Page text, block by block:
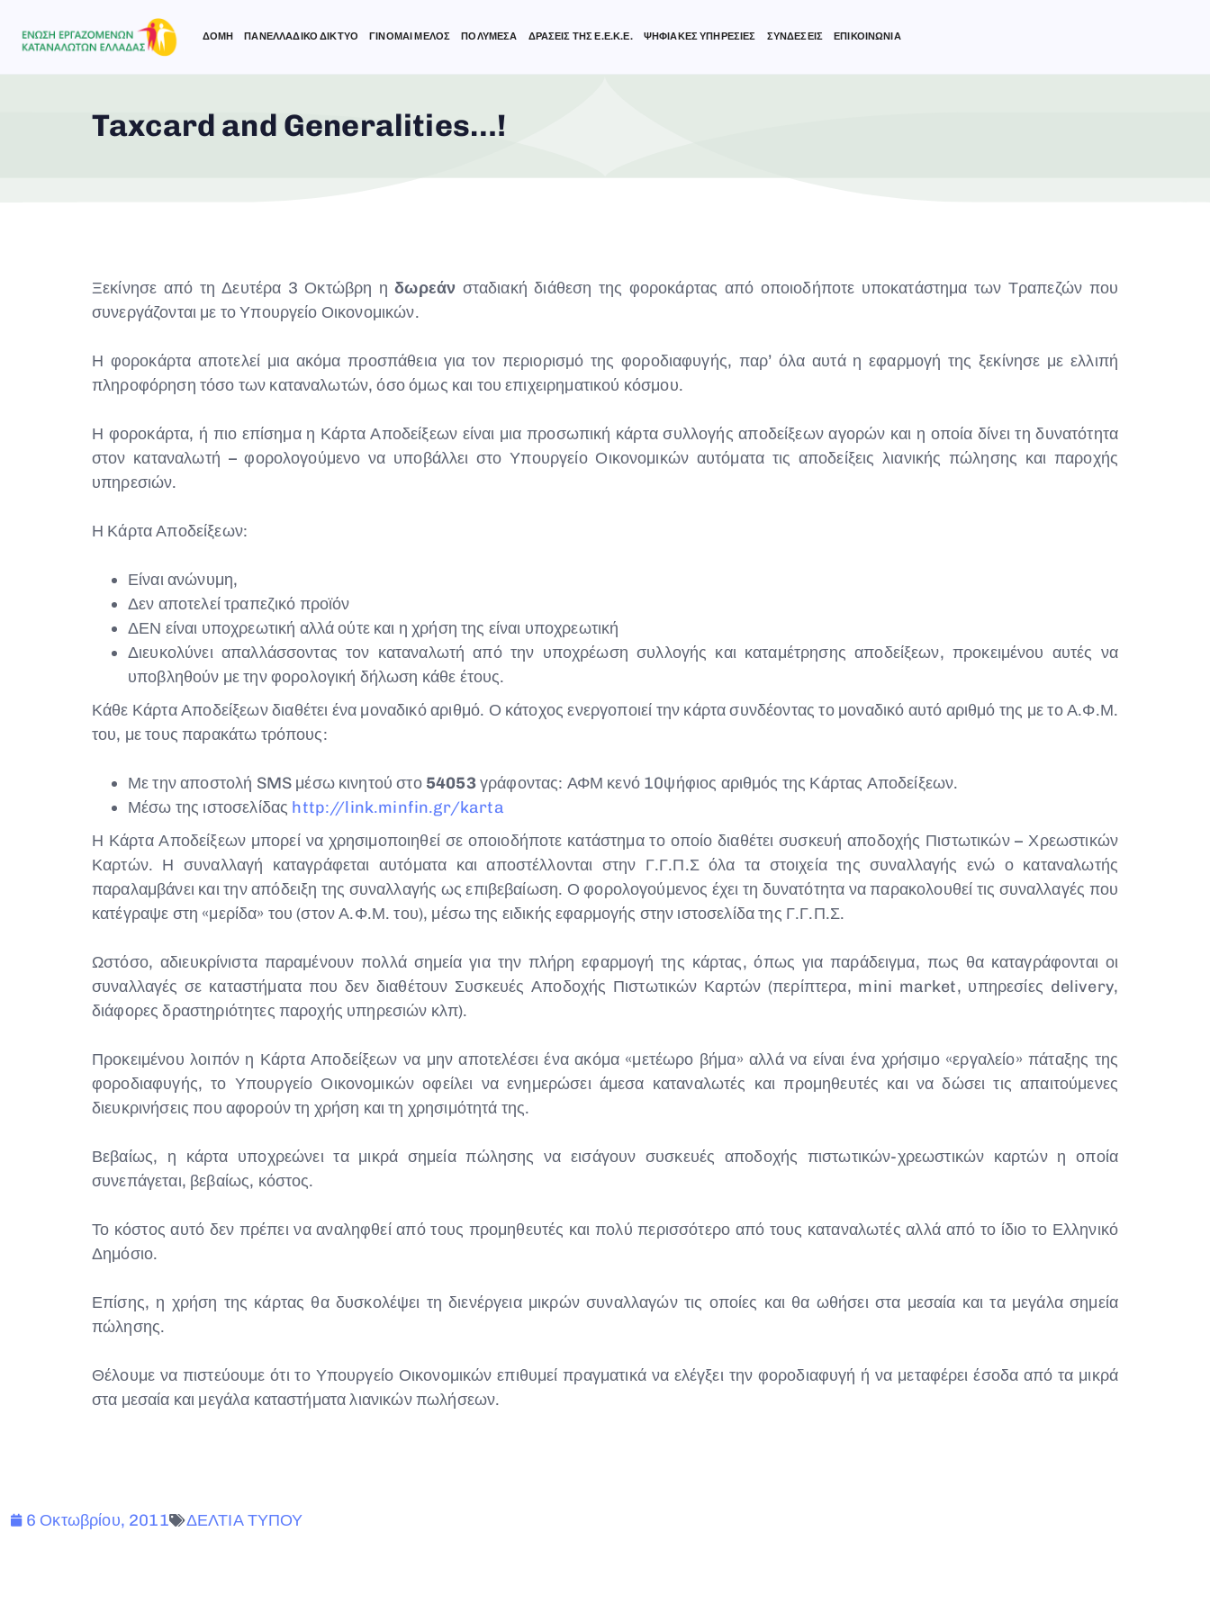
ΔΟΜΗ ΠΑΝΕΛΛΑΔΙΚΟ ΔΙΚΤΥΟ ΓΙΝΟΜΑΙ ΜΕΛΟΣ ΠΟΛΥΜΕΣΑ ΔΡΑΣΕΙΣ ΤΗΣ Ε.Ε.Κ.Ε. ΨΗΦΙΑΚΕΣ ΥΠΗΡΕΣΙΕΣ ΣΥΝΔΕΣΕΙΣ ΕΠΙΚΟΙΝΩΝΙΑ
Taxcard and Generalities…!
Ξεκίνησε από τη Δευτέρα 3 Οκτώβρη ηδωρεάν σταδιακή διάθεση της φοροκάρτας από οποιοδήποτε υποκατάστημα των Τραπεζών που
συνεργάζονται με το Υπουργείο Οικονομικών.
Η φοροκάρτα αποτελεί μια ακόμα προσπάθεια για τον περιορισμό της φοροδιαφυγής, παρ’ όλα αυτά η εφαρμογή της ξεκίνησε με ελλιπή
πληροφόρηση τόσο των καταναλωτών, όσο όμως και του επιχειρηματικού κόσμου.
Η φοροκάρτα, ή πιο επίσημα η Κάρτα Αποδείξεων είναι μια προσωπική κάρτα συλλογής αποδείξεων αγορών και η οποία δίνει τη δυνατότητα
στον καταναλωτή – φορολογούμενο να υποβάλλει στο Υπουργείο Οικονομικών αυτόματα τις αποδείξεις λιανικής πώλησης και παροχής
υπηρεσιών.
Η Κάρτα Αποδείξεων:
Είναι ανώνυμη,
Δεν αποτελεί τραπεζικό προϊόν
ΔΕΝ είναι υποχρεωτική αλλά ούτε και η χρήση της είναι υποχρεωτική
Διευκολύνει απαλλάσσοντας τον καταναλωτή από την υποχρέωση συλλογής και καταμέτρησης αποδείξεων, προκειμένου αυτές να
υποβληθούν με την φορολογική δήλωση κάθε έτους.
Κάθε Κάρτα Αποδείξεων διαθέτει ένα μοναδικό αριθμό. Ο κάτοχος ενεργοποιεί την κάρτα συνδέοντας το μοναδικό αυτό αριθμό της με το Α.Φ.Μ.
του, με τους παρακάτω τρόπους:
Με την αποστολή SMS μέσω κινητού στο 54053γράφοντας: ΑΦΜ κενό 10ψήφιος αριθμός της Κάρτας Αποδείξεων.
Μέσω της ιστοσελίδας http://link.minfin.gr/karta
Η Κάρτα Αποδείξεων μπορεί να χρησιμοποιηθεί σε οποιοδήποτε κατάστημα το οποίο διαθέτει συσκευή αποδοχής Πιστωτικών – Χρεωστικών
Καρτών. Η συναλλαγή καταγράφεται αυτόματα και αποστέλλονται στην Γ.Γ.Π.Σ όλα τα στοιχεία της συναλλαγής ενώ ο καταναλωτής
παραλαμβάνει και την απόδειξη της συναλλαγής ως επιβεβαίωση. Ο φορολογούμενος έχει τη δυνατότητα να παρακολουθεί τις συναλλαγές που
κατέγραψε στη «μερίδα» του (στον Α.Φ.Μ. του), μέσω της ειδικής εφαρμογής στην ιστοσελίδα της Γ.Γ.Π.Σ.
Ωστόσο, αδιευκρίνιστα παραμένουν πολλά σημεία για την πλήρη εφαρμογή της κάρτας, όπως για παράδειγμα, πως θα καταγράφονται οι
συναλλαγές σε καταστήματα που δεν διαθέτουν Συσκευές Αποδοχής Πιστωτικών Καρτών (περίπτερα, mini market, υπηρεσίες delivery,
διάφορες δραστηριότητες παροχής υπηρεσιών κλπ).
Προκειμένου λοιπόν η Κάρτα Αποδείξεων να μην αποτελέσει ένα ακόμα «μετέωρο βήμα» αλλά να είναι ένα χρήσιμο «εργαλείο» πάταξης της
φοροδιαφυγής, το Υπουργείο Οικονομικών οφείλει να ενημερώσει άμεσα καταναλωτές και προμηθευτές και να δώσει τις απαιτούμενες
διευκρινήσεις που αφορούν τη χρήση και τη χρησιμότητά της.
Βεβαίως, η κάρτα υποχρεώνει τα μικρά σημεία πώλησης να εισάγουν συσκευές αποδοχής πιστωτικών-χρεωστικών καρτών η οποία
συνεπάγεται, βεβαίως, κόστος.
Το κόστος αυτό δεν πρέπει να αναληφθεί από τους προμηθευτές και πολύ περισσότερο από τους καταναλωτές αλλά από το ίδιο το Ελληνικό
Δημόσιο.
Επίσης, η χρήση της κάρτας θα δυσκολέψει τη διενέργεια μικρών συναλλαγών τις οποίες και θα ωθήσει στα μεσαία και τα μεγάλα σημεία
πώλησης.
Θέλουμε να πιστεύουμε ότι το Υπουργείο Οικονομικών επιθυμεί πραγματικά να ελέγξει την φοροδιαφυγή ή να μεταφέρει έσοδα από τα μικρά
στα μεσαία και μεγάλα καταστήματα λιανικών πωλήσεων.
6 Οκτωβρίου, 2011 ΔΕΛΤΙΑ ΤΥΠΟΥ
Type and hit enter